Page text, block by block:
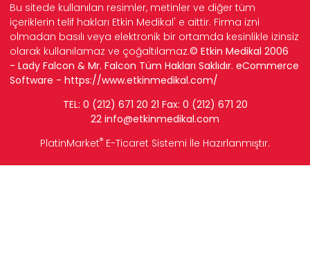
Bu sitede kullanılan resimler, metinler ve diğer tüm
içeriklerin telif hakları Etkin Medikal' e aittir. Firma izni
olmadan basılı veya elektronik bir ortamda kesinlikle izinsiz
olarak kullanılamaz ve çoğaltılamaz.© Etkin Medikal 2006
- Lady Falcon & Mr. Falcon Tüm Hakları Saklıdır. eCommerce
Software - https://www.etkinmedikal.com/
TEL: 0 (212) 671 20 21 Fax: 0 (212) 671 20
22 info@etkinmedikal.com
PlatinMarket® E-Ticaret Sistemi İle Hazırlanmıştır.